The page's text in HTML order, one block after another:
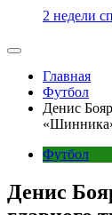
2 недели
Главная
Футбол
Денис
Футбол
Денис